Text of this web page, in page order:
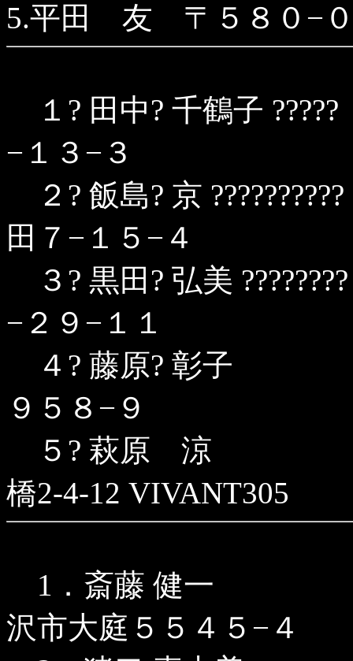
5.平田 友 〒５８０−０
１? 田中? 千鶴子
−１３−３
２? 飯島? 京
田７−１５−４
３? 黒田? 弘美
−２９−１１
４? 藤原? 彰子 〒
９５８−９
５? 萩原 涼 〒
橋2-4-12 VIVANT305
1．斎藤 健一
沢市大庭５５４５−４